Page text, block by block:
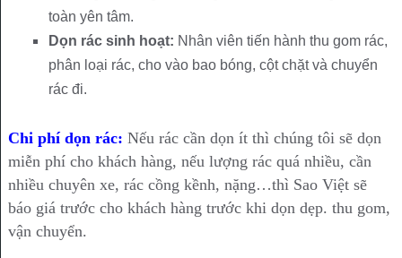
toàn yên tâm.
Dọn rác sinh hoạt: Nhân viên tiến hành thu gom rác,
phân loại rác, cho vào bao bóng, cột chặt và chuyển
rác đi.
Chi phí dọn rác: Nếu rác cần dọn ít thì chúng tôi sẽ dọn
miễn phí cho khách hàng, nếu lượng rác quá nhiều, cần
nhiều chuyên xe, rác cồng kềnh, nặng…thì Sao Việt sẽ
báo giá trước cho khách hàng trước khi dọn dẹp. thu gom,
vận chuyển.